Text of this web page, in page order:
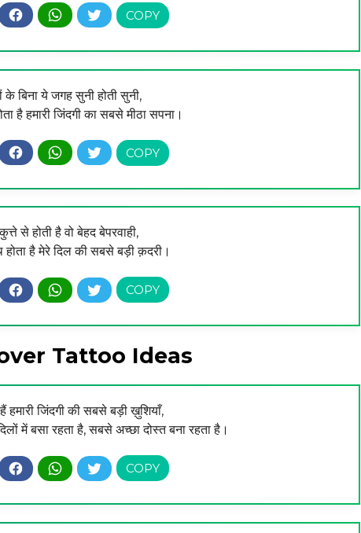
के बिना ये जगह सुनी होती सुनी,
है हमारी जिंदगी का सबसे मीठा सपना।
से होती है वो बेहद बेपरवाही,
है मेरे दिल की सबसे बड़ी क़दरी।
Tattoo Ideas
हमारी जिंदगी की सबसे बड़ी ख़ुशियाँ,
में बसा रहता है, सबसे अच्छा दोस्त बना रहता है।